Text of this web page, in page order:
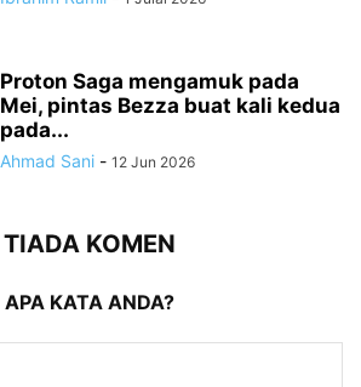
Proton Saga mengamuk pada
Mei, pintas Bezza buat kali kedua
pada...
Ahmad Sani - 12 Jun 2026
TIADA KOMEN
APA KATA ANDA?